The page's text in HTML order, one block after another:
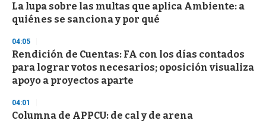
La lupa sobre las multas que aplica Ambiente: a
quiénes se sanciona y por qué
04:05
Rendición de Cuentas: FA con los días contados
para lograr votos necesarios; oposición visualiza
apoyo a proyectos aparte
04:01
Columna de APPCU: de cal y de arena